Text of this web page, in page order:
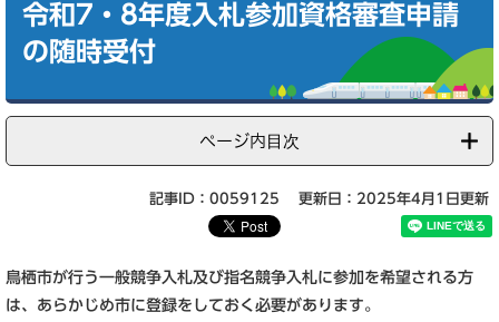
令和7・8年度入札参加資格審査申請
の随時受付
ページ内目次
記事ID：0059125 更新日：2025年4月1日更新
鳥栖市が行う一般競争入札及び指名競争入札に参加を希望される方
は、あらかじめ市に登録をしておく必要があります。